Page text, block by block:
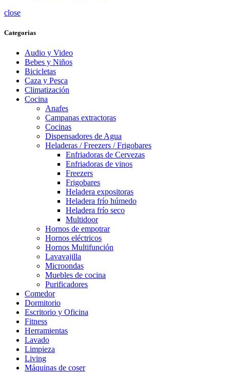
close
Categorias
Audio y Video
Bebes y Niños
Bicicletas
Caza y Pesca
Climatización
Cocina
Anafes
Campanas extractoras
Cocinas
Dispensadores de Agua
Heladeras / Freezers / Frigobares
Enfriadoras de Cervezas
Enfriadoras de vinos
Freezers
Frigobares
Heladera expositoras
Heladera frío húmedo
Heladera frío seco
Multidoor
Hornos de empotrar
Hornos eléctricos
Hornos Multifunción
Lavavajilla
Microondas
Muebles de cocina
Purificadores
Comedor
Dormitorio
Escritorio y Oficina
Fitness
Herramientas
Lavado
Limpieza
Living
Máquinas de coser